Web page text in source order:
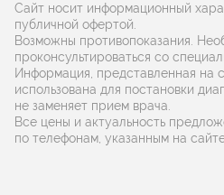
Сайт носит информационный
публичной офертой.
Возможны противопоказания.
проконсультироваться со
Информация, представленная на
использована для постановки
не заменяет прием врача.
Все цены и актуальность
по телефонам, указанным на